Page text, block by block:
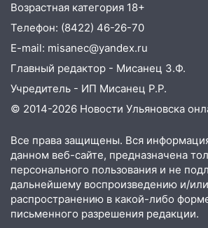
05:00 Боль, скованность и
незаметно разрушают наш
День скрытых
внезапных подарков судьбы:
на 10 августа
09.08.2026
21:58 В Ульяновске около
моста утопили автомобиль
20:20 Итоги 9 августа в
области: разгул стихии,
Возрастная категория 18+
Телефон: (8422) 46-26-70
E-mail: misanec@yandex.ru
Главный редактор - Мисанец З.Ф.
Учредитель - ИП Мисанец Р.Р.
© 2014-2026 Новости Ульяновска
Все права защищены. Вся
данном веб-сайте, предназначена
персонального пользования и не
дальнейшему воспроизведению и/или
распространению в какой-либо
письменного разрешения редакции.